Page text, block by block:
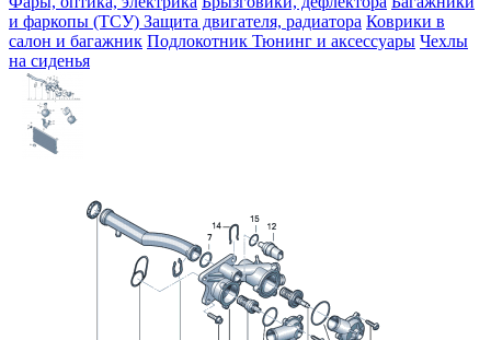
и фаркопы (ТСУ) Защита двигателя, радиатора Коврики в
салон и багажник Подлокотник Тюнинг и аксессуары Чехлы
на сиденья